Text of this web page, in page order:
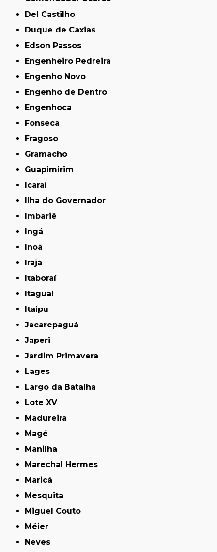
Del Castilho
Duque de Caxias
Edson Passos
Engenheiro Pedreira
Engenho Novo
Engenho de Dentro
Engenhoca
Fonseca
Fragoso
Gramacho
Guapimirim
Icaraí
Ilha do Governador
Imbariê
Ingá
Inoã
Irajá
Itaboraí
Itaguaí
Itaipu
Jacarepaguá
Japeri
Jardim Primavera
Lages
Largo da Batalha
Lote XV
Madureira
Magé
Manilha
Marechal Hermes
Maricá
Mesquita
Miguel Couto
Méier
Neves